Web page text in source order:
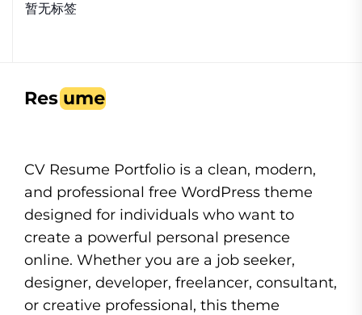
暂无标签
CV Resume Portfolio is a clean, modern,
and professional free WordPress theme
designed for individuals who want to
create a powerful personal presence
online. Whether you are a job seeker,
designer, developer, freelancer, consultant,
or creative professional, this theme